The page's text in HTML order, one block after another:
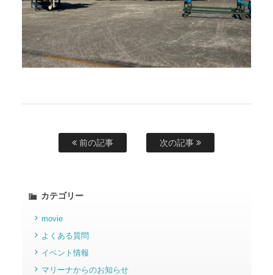
前の記事 次の記事
カテゴリー
movie
よくある質問
イベント情報
マリーナからのお知らせ